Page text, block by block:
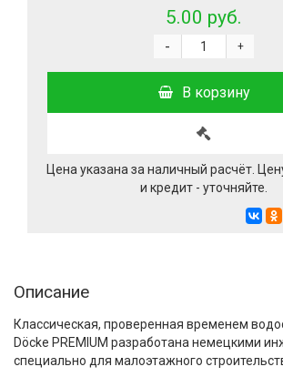
5.00 руб.
+
-
В корзину
Цена указана за наличный расчёт.
и кредит - уточняйте.
Описание
Классическая, проверенная временем
Döcke PREMIUM разработана немецкими
специально для малоэтажного